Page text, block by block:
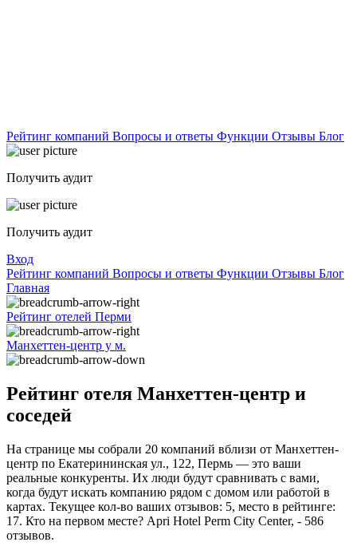
Рейтинг компаний Вопросы и ответы Функции Отзывы Блог
Получить аудит
Получить аудит
Вход
Рейтинг компаний Вопросы и ответы Функции Отзывы Блог
Главная
Рейтинг отелей Перми
Манхеттен-центр у м.
Рейтинг отеля Манхеттен-центр и
соседей
На странице мы собрали 20 компаний вблизи от Манхеттен-
центр по Екатерининская ул., 122, Пермь — это ваши
реальные конкуренты. Их люди будут сравнивать с вами,
когда будут искать компанию рядом с домом или работой в
картах. Текущее кол-во ваших отзывов: 5, место в рейтинге:
17. Кто на первом месте? Apri Hotel Perm City Center, - 586
отзывов.